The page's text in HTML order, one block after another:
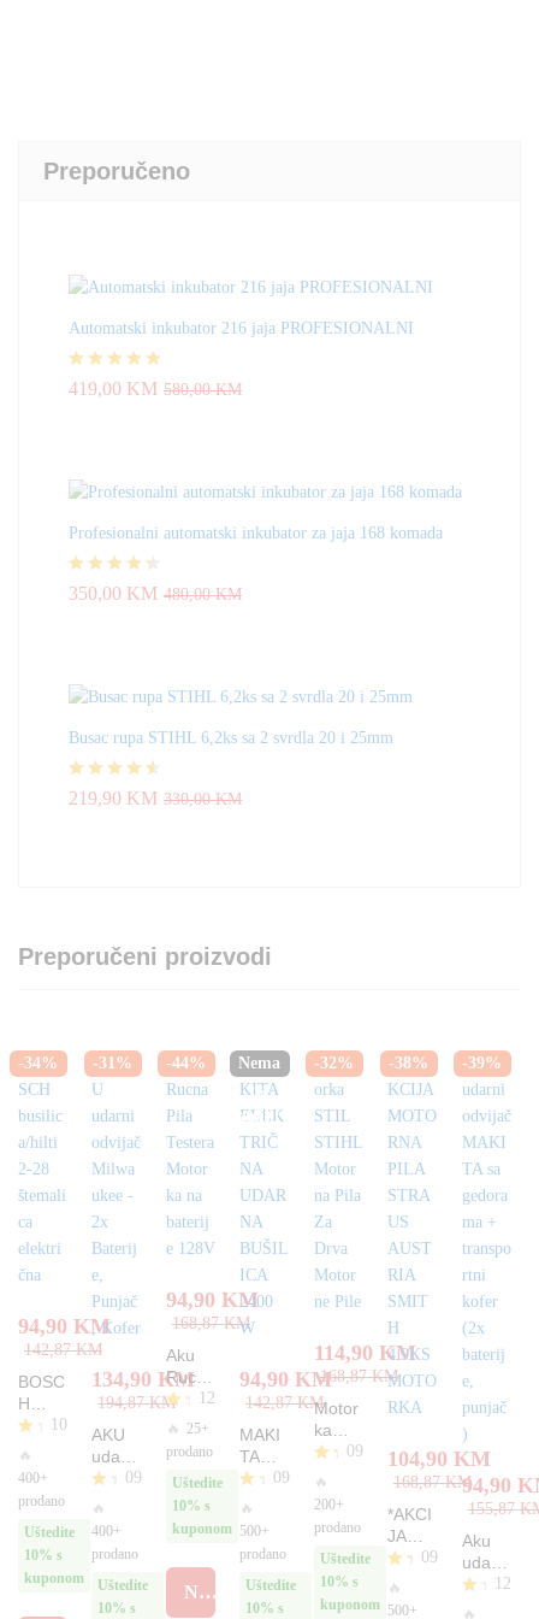
Preporučeno
Automatski inkubator 216 jaja PROFESIONALNI
Ocjenjeno
419,00 KM 580,00KM
Profesionalni automatski inkubator za jaja 168 komada
Ocjenjeno
350,00 KM 480,00KM
Busac rupa STIHL 6,2ks sa 2 svrdla 20 i 25mm
Ocjenjeno
219,90 KM 330,00KM
Preporučeni proizvodi
-34%
94,90 KM
142,87KM
BOSC
H
busilic
2-28
lica
elektri
čna
O
cje
en
o
4.
50
od
10
🔥
400+
prodano
Uštedite
10% s
kuponom
-31 %
134,90KM
194,87KM
AKU
udarni
odvija
Milwa
– 2x
Baterij
e,
O
cj
je
no
4.
09
🔥
400+
prodano
Uštedite
10% s
-44%
94,90 KM
168,87KM
Aku
Rucna
Pila
Tester
Motor
ka na
baterij
e
O
cje
nj
en
o
4.
12
🔥
25+
prodano
Uštedite
10% s
kuponom
NARUČI
Nema
na
zalihi
94,90KM
142,87KM
MAKI
TA
ELEK
NA
NA
BUŠIL
ICA
O
cje
en
o
4.
09
🔥
500+
prodano
Uštedite
10% s
-32%
114,90 KM
168,87KM
Motor
ka
STIL
Motor
Pila
Za
Drva
Motor
Oc
jen
o
4.
67
od
5
09
🔥
200+
prodano
Uštedite
10% s
kuponom
-38%
104,90KM
168,87KM
*AKCI
JA
MOT
PILA
Oc
jen
09
🔥
500+
-39%
94,90
155,87
Aku
udarni
odvija
O
12
🔥